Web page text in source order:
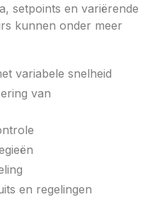
setpoints en variërende
kunnen onder meer
variabele snelheid
van
en regelingen